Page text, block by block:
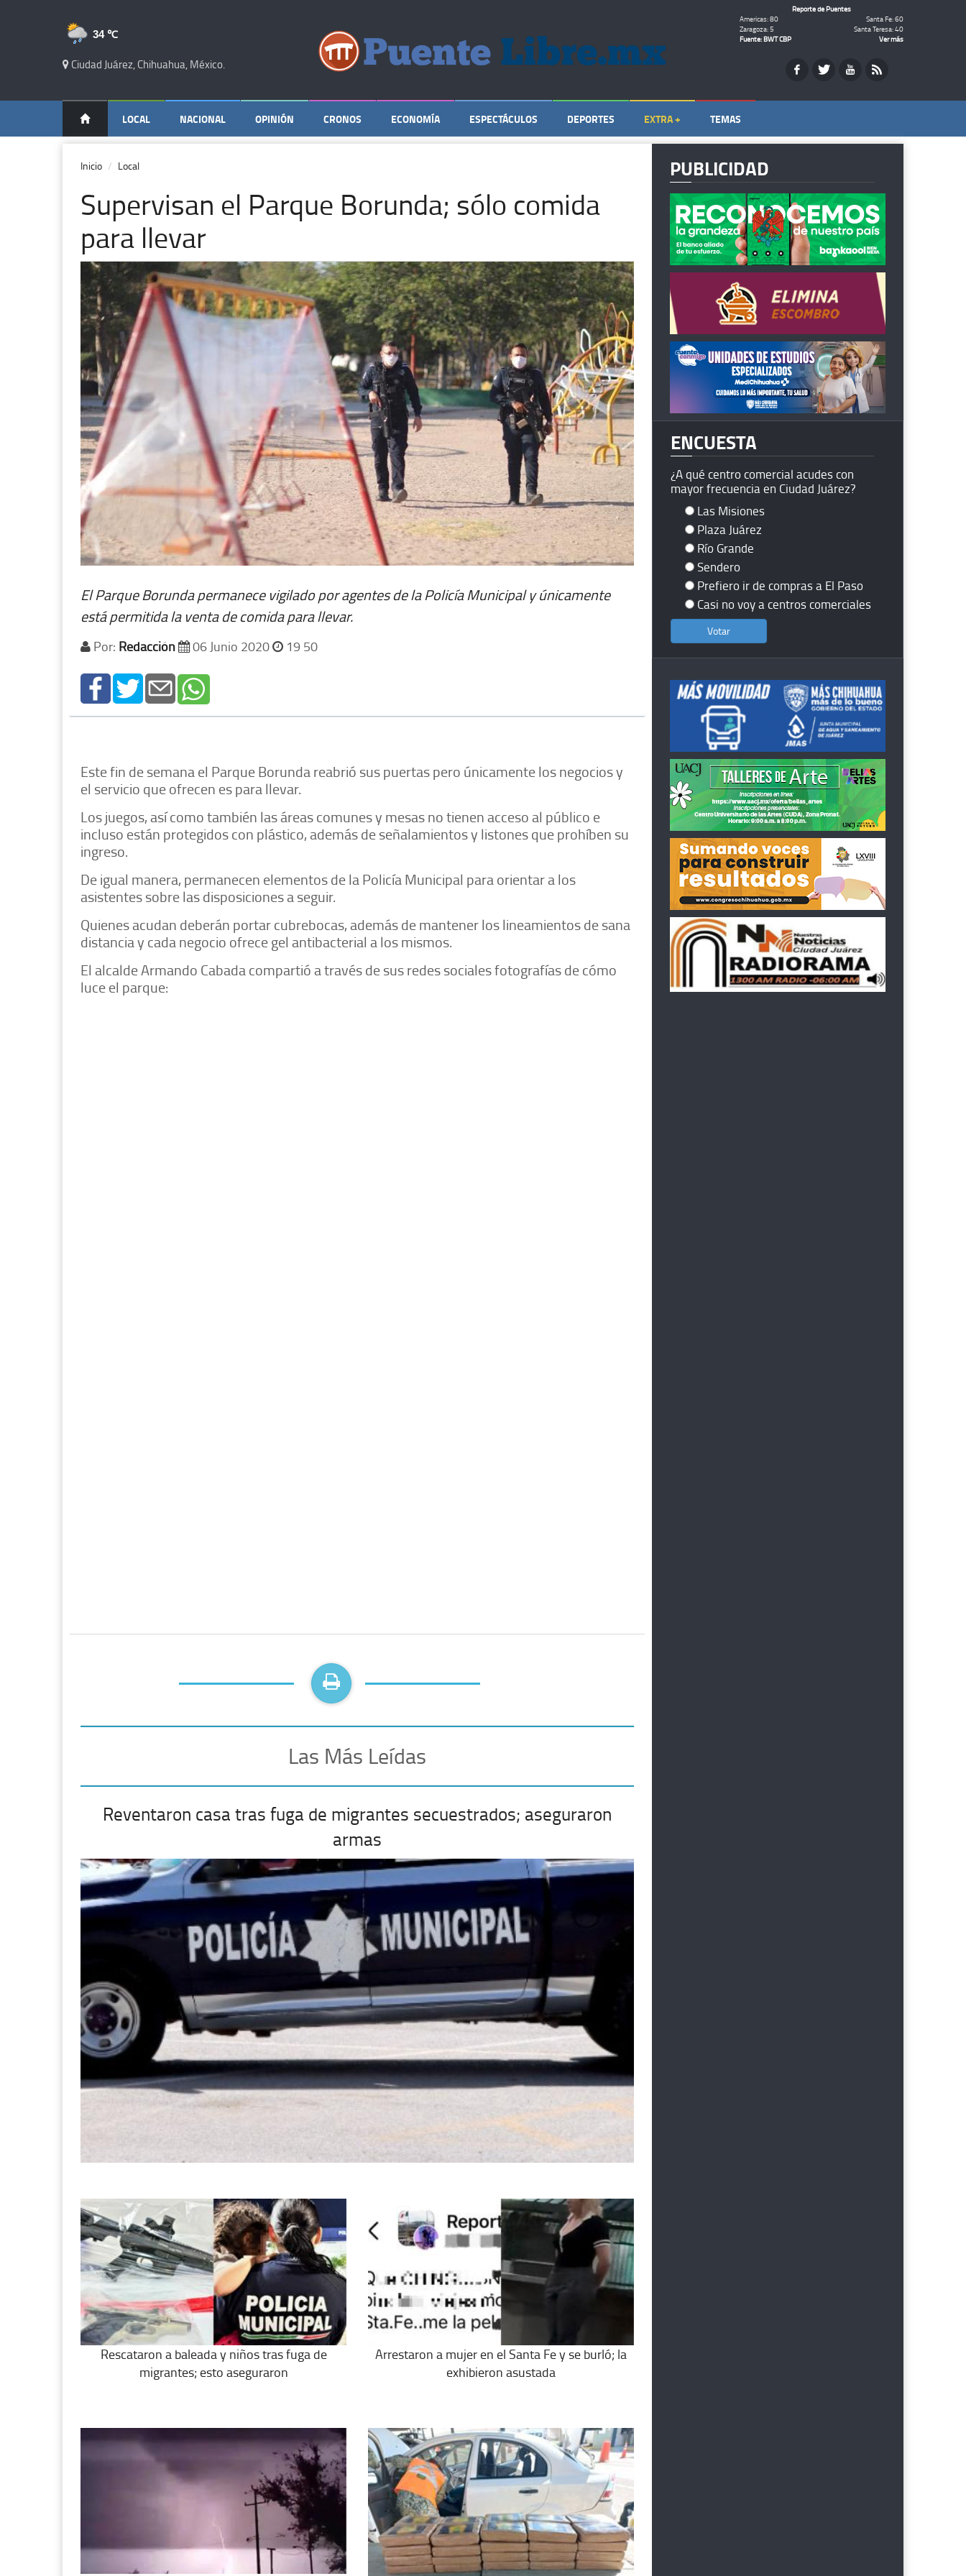
34 ℃
Ciudad Juárez, Chihuahua, México.
Reporte de Puentes
Americas: 80
Santa Fe: 60
Zaragoza: 5
Santa Teresa: 40
Fuente: BWT CBP
Ver más
LOCAL NACIONAL OPINIÓN CRONOS ECONOMÍA ESPECTÁCULOS DEPORTES EXTRA + TEMAS
Inicio Local
Supervisan el Parque Borunda; sólo comida
para llevar
El Parque Borunda permanece vigilado por agentes de la Policía Municipal y únicamente
está permitida la venta de comida para llevar.
Por: Redacción 06 Junio 2020 19 50
Este fin de semana el Parque Borunda reabrió sus puertas pero únicamente los negocios y
el servicio que ofrecen es para llevar.
Los juegos, así como también las áreas comunes y mesas no tienen acceso al público e
incluso están protegidos con plástico, además de señalamientos y listones que prohíben su
ingreso.
De igual manera, permanecen elementos de la Policía Municipal para orientar a los
asistentes sobre las disposiciones a seguir.
Quienes acudan deberán portar cubrebocas, además de mantener los lineamientos de sana
distancia y cada negocio ofrece gel antibacterial a los mismos.
El alcalde Armando Cabada compartió a través de sus redes sociales fotografías de cómo
luce el parque:
Las Más Leídas
Reventaron casa tras fuga de migrantes secuestrados; aseguraron
armas
Rescataron a baleada y niños tras fuga de
migrantes; esto aseguraron
Arrestaron a mujer en el Santa Fe y se burló; la
exhibieron asustada
PUBLICIDAD
ENCUESTA
¿A qué centro comercial acudes con
mayor frecuencia en Ciudad Juárez?
Las Misiones
Plaza Juárez
Río Grande
Sendero
Prefiero ir de compras a El Paso
Casi no voy a centros comerciales